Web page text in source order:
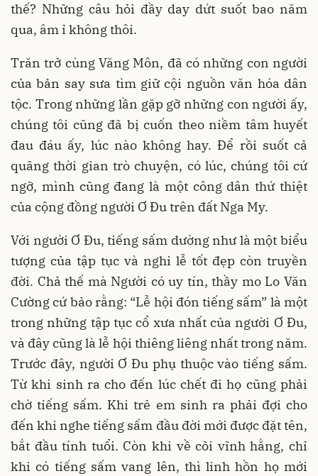
thế? Những câu hỏi đầy day dứt suốt bao năm
qua, âm ỉ không thôi.
Trăn trở cùng Văng Môn, đã có những con người
của bản say sưa tìm giữ cội nguồn văn hóa dân
tộc. Trong những lần gặp gỡ những con người ấy,
chúng tôi cũng đã bị cuốn theo niềm tâm huyết
đau đáu ấy, lúc nào không hay. Để rồi suốt cả
quãng thời gian trò chuyện, có lúc, chúng tôi cứ
ngỡ, mình cũng đang là một công dân thứ thiệt
của cộng đồng người Ơ Đu trên đất Nga My.
Với người Ơ Đu, tiếng sấm dường như là một biểu
tượng của tập tục và nghi lễ tốt đẹp còn truyền
đời. Chả thế mà Người có uy tín, thầy mo Lo Văn
Cường cứ bảo rằng: “Lễ hội đón tiếng sấm” là một
trong những tập tục cổ xưa nhất của người Ơ Đu,
và đây cũng là lễ hội thiêng liêng nhất trong năm.
Trước đây, người Ơ Đu phụ thuộc vào tiếng sấm.
Từ khi sinh ra cho đến lúc chết đi họ cũng phải
chờ tiếng sấm. Khi trẻ em sinh ra phải đợi cho
đến khi nghe tiếng sấm đầu đời mới được đặt tên,
bắt đầu tính tuổi. Còn khi về cõi vĩnh hằng, chỉ
khi có tiếng sấm vang lên, thì linh hồn họ mới